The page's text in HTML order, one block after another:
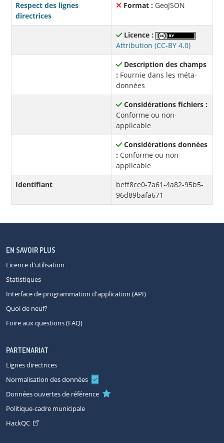
Respect des lignes
directrices
Format : GeoJSON
Licence :
Attribution (CC-BY 4.0)
Description des champs
: Fournie dans les méta-
données
Considérations fichiers :
Conforme ou non-
applicable
Considérations données
: Conforme ou non-
applicable
Identifiant
beff8ce0-7a61-4a82-95b5-
96d89bafa671
EN SAVOIR PLUS
Licence d'utilisation
Statistiques
Interface de programmation d'application (API)
Quoi de neuf?
Foire aux questions (FAQ)
PARTENARIAT
Lignes directrices
Normalisation des données
Données ouvertes de référence
Politique-cadre municipale
HackQC